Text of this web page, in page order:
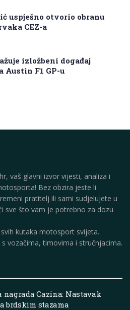
uspješno otvorio obranu
CEZ-a
izložbeni događaj
Austin F1 GP-u
vaš glavni izvor vijesti, analiza i
Bez obzira jeste li
pratitelj ili sami sudjelujete u
sve što vam je potrebno za dozu
kutaka motosport svijeta.
s vozačima, timovima i stručnjacima.
nagrada Cazina: Nastavak
brdskim stazama